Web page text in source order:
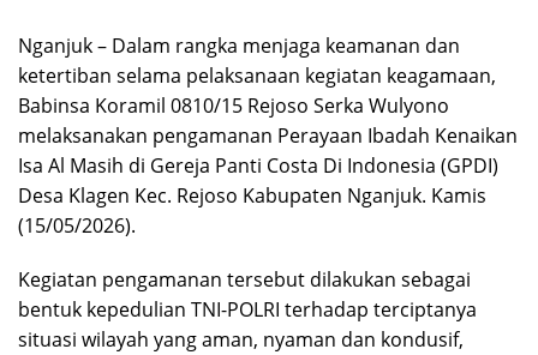
Nganjuk – Dalam rangka menjaga keamanan dan
ketertiban selama pelaksanaan kegiatan keagamaan,
Babinsa Koramil 0810/15 Rejoso Serka Wulyono
melaksanakan pengamanan Perayaan Ibadah Kenaikan
Isa Al Masih di Gereja Panti Costa Di Indonesia (GPDI)
Desa Klagen Kec. Rejoso Kabupaten Nganjuk. Kamis
(15/05/2026).
Kegiatan pengamanan tersebut dilakukan sebagai
bentuk kepedulian TNI-POLRI terhadap terciptanya
situasi wilayah yang aman, nyaman dan kondusif,